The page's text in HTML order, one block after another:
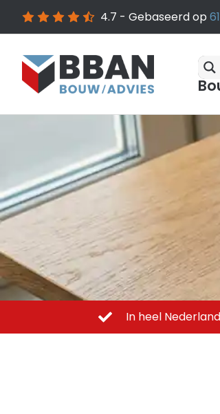
4.7 - Gebaseerd op 61
In heel Nederland